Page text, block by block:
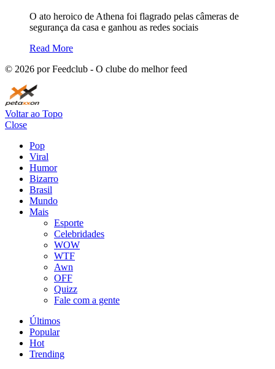
O ato heroico de Athena foi flagrado pelas câmeras de
segurança da casa e ganhou as redes sociais
Read More
© 2026 por Feedclub - O clube do melhor feed
Voltar ao Topo
Close
Pop
Viral
Humor
Bizarro
Brasil
Mundo
Mais
Esporte
Celebridades
WOW
WTF
Awn
OFF
Quizz
Fale com a gente
Últimos
Popular
Hot
Trending